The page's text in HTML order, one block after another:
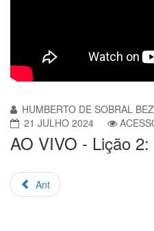
HUMBERTO DE SOBRAL
21 JULHO 2024
AO VIVO - Lição
Ant